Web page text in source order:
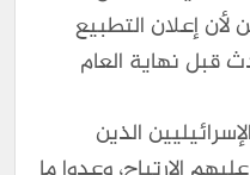
إعلان التطبيع
قبل نهاية العام
الذين